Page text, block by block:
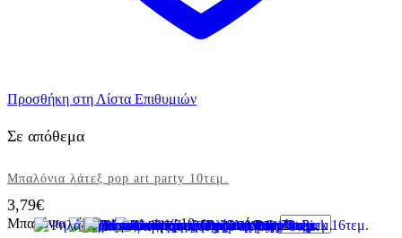
Προσθήκη στη Λίστα Επιθυμιών
Σε απόθεμα
Μπαλόνια λάτεξ pop art party 10τεμ.
3,79€
Μπαλόνια λάτεξ pop art party 10τεμ. ποσότητα